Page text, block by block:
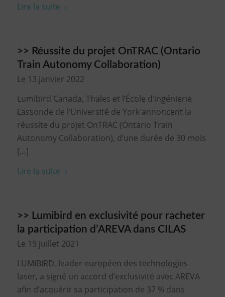
Lire la suite
>> Réussite du projet OnTRAC (Ontario
Train Autonomy Collaboration)
Le 13 janvier 2022
Lumibird Canada, Thales et l’École d’ingénierie
Lassonde de l’Université de York annoncent la
réussite du projet OnTRAC (Ontario Train
Autonomy Collaboration), d’une durée de 30 mois
[…]
Lire la suite
>> Lumibird en exclusivité pour racheter
la participation d’AREVA dans CILAS
Le 19 juillet 2021
LUMIBIRD, leader européen des technologies
laser, a signé un accord d’exclusivité avec AREVA
afin d’acquérir sa participation de 37 % dans